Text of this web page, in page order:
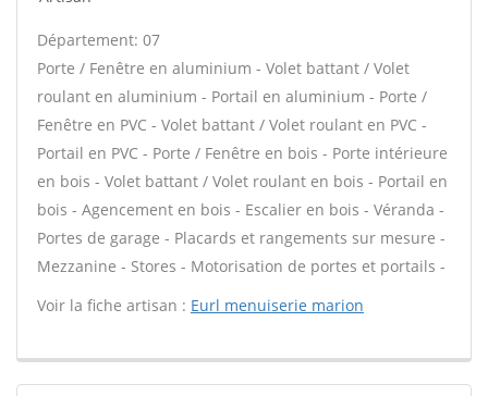
Département: 07
Porte / Fenêtre en aluminium - Volet battant / Volet
roulant en aluminium - Portail en aluminium - Porte /
Fenêtre en PVC - Volet battant / Volet roulant en PVC -
Portail en PVC - Porte / Fenêtre en bois - Porte intérieure
en bois - Volet battant / Volet roulant en bois - Portail en
bois - Agencement en bois - Escalier en bois - Véranda -
Portes de garage - Placards et rangements sur mesure -
Mezzanine - Stores - Motorisation de portes et portails -
Voir la fiche artisan : Eurl menuiserie marion